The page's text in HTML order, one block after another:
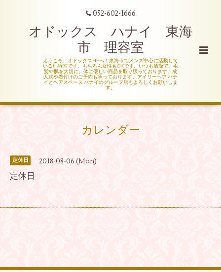
052-602-1666
オドックス ハナイ 東海
市 理容室
ようこそ、オドックスHPへ！東海市でメンズ中心に活動して
いる理容室です。もちろん女性もOKです。いつも清潔で、毛
髪や肌を大切に、体に優しい商品を取り扱っております。成
人式や着付けのご予約も承っております。アイリーヘア ハナ
イとヘアスペース ハナイのグループ店もよろしくお願いしま
す。
カレンダー
定休日 2018-08-06 (Mon)
定休日